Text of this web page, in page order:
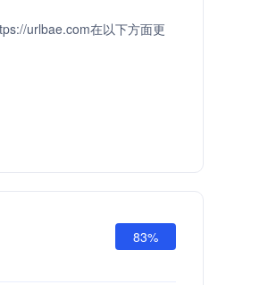
urlbae.com在以下方面更
83%